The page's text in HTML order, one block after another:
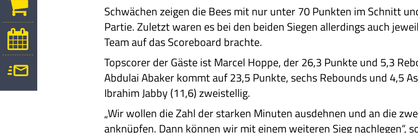
Schwächen zeigen die Bees mit nur unter 70 Punkten im Schnitt
Partie. Zuletzt waren es bei den beiden Siegen allerdings auch
Team auf das Scoreboard brachte.
Topscorer der Gäste ist Marcel Hoppe, der 26,3 Punkte und 5,3
Abdulai Abaker kommt auf 23,5 Punkte, sechs Rebounds und 4,5
Ibrahim Jabby (11,6) zweistellig.
„Wir wollen die Zahl der starken Minuten ausdehnen und an die
anknüpfen. Dann können wir mit einem weiteren Sieg nachlegen“,